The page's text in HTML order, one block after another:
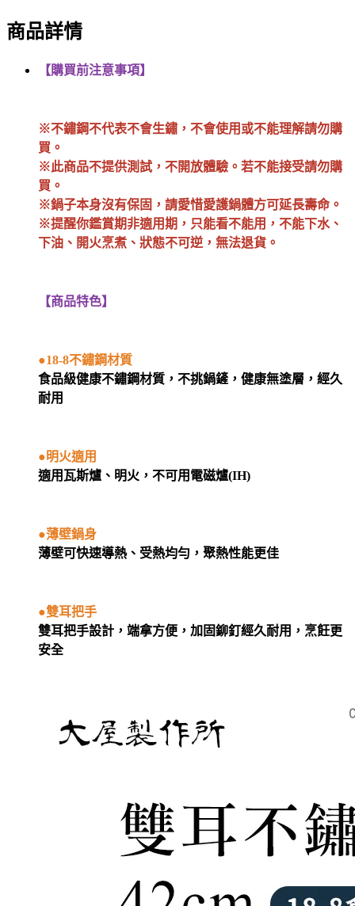
商品詳情
【購買前注意事項】
※不鏽鋼不代表不會生鏽，不會使用或不能理解請勿購
買。
※此商品不提供測試，不開放體驗。若不能接受請勿購
買。
※鍋子本身沒有保固，請愛惜愛護鍋體方可延長壽命。
※提醒你鑑賞期非適用期，只能看不能用，不能下水、
下油、開火烹煮、狀態不可逆，無法退貨。
【商品特色】
●18-8不鏽鋼材質
食品級健康不鏽鋼材質，不挑鍋鏟，健康無塗層，經久
耐用
●明火適用
適用瓦斯爐、明火，不可用電磁爐(IH)
●薄壁鍋身
薄壁可快速導熱、受熱均勻，聚熱性能更佳
●雙耳把手
雙耳把手設計，端拿方便，加固鉚釘經久耐用，烹飪更
安全